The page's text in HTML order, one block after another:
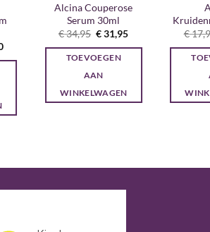
Huidige
is:
Alcina Couperose
Serum 30ml
€34,95 Oorspronkelijke
prijs
was:
€ 34,95.
€31,95Huidige
is:
TOEVOEGEN
AAN
WINKELWAGEN
€